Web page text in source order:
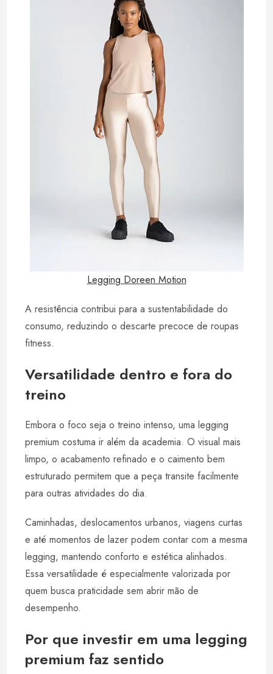
Legging Doreen Motion
A resistência contribui para a sustentabilidade do
consumo, reduzindo o descarte precoce de roupas
fitness.
Versatilidade dentro e fora do
treino
Embora o foco seja o treino intenso, uma legging
premium costuma ir além da academia. O visual mais
limpo, o acabamento refinado e o caimento bem
estruturado permitem que a peça transite facilmente
para outras atividades do dia.
Caminhadas, deslocamentos urbanos, viagens curtas
e até momentos de lazer podem contar com a mesma
legging, mantendo conforto e estética alinhados.
Essa versatilidade é especialmente valorizada por
quem busca praticidade sem abrir mão de
desempenho.
Por que investir em uma legging
premium faz sentido